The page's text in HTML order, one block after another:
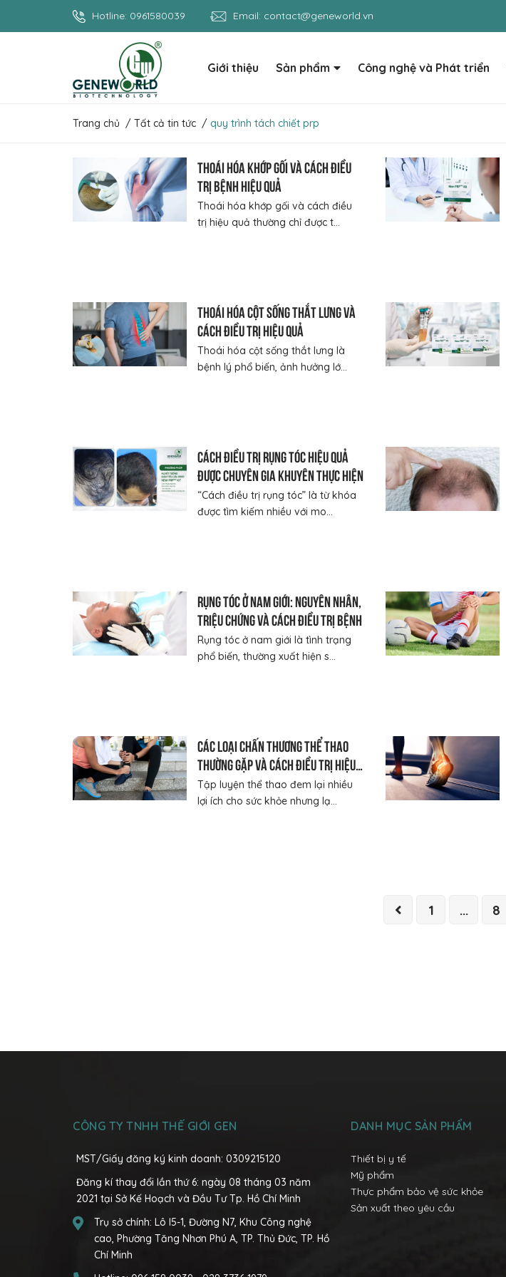
Hotline: 0961580039 Email: contact@geneworld.vn
Giới thiệu Sản phẩm Công nghệ và Phát triển
Trang chủ / Tất cả tin tức / quy trình tách chiết prp
Thoái hóa khớp gối và cách điều
trị bệnh hiệu quả
Thoái hóa khớp gối và cách điều
trị hiệu quả thường chỉ được t...
Thoái hóa cột sống thắt lưng và
cách điều trị hiệu quả
Thoái hóa cột sống thắt lưng là
bệnh lý phổ biến, ảnh hưởng lớ...
Cách điều trị rụng tóc hiệu quả
được chuyên gia khuyên thực hiện
“Cách điều trị rụng tóc” là từ khóa
được tìm kiếm nhiều với mo...
Rụng tóc ở nam giới: Nguyên nhân,
triệu chứng và cách điều trị bệnh
Rụng tóc ở nam giới là tình trạng
phổ biến, thường xuất hiện s...
Các loại chấn thương thể thao
thường gặp và cách điều trị hiệu
quả
Tập luyện thể thao đem lại nhiều
lợi ích cho sức khỏe nhưng lạ...
1 ... 8
CÔNG TY TNHH THẾ GIỚI GEN
MST/Giấy đăng ký kinh doanh: 0309215120
Đăng kí thay đổi lần thứ 6: ngày 08 tháng 03 năm
2021 tại Sở Kế Hoạch và Đầu Tư Tp. Hồ Chí Minh
Trụ sở chính: Lô I5-1, Đường N7, Khu Công nghệ
cao, Phường Tăng Nhơn Phú A, TP. Thủ Đức, TP. Hồ
Chí Minh
DANH MỤC SẢN PHẨM
Thiết bị y tế
Mỹ phẩm
Thực phẩm bảo vệ sức khỏe
Sản xuất theo yêu cầu